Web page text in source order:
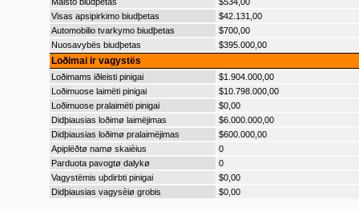
Visas apsipirkimo biudþetas
$42.131,00
Automobilio tvarkymo biudþetas
$700,00
Nuosavybës biudþetas
$395.000,00
Loðimai ir vagystës
Loðimams iðleisti pinigai
$1.904.000,00
Loðimuose laimëti pinigai
$10.798.000,00
Loðimuose pralaimëti pinigai
$0,00
Didþiausias loðimø laimëjimas
$6.000.000,00
Didþiausias loðimø pralaimëjimas
$600.000,00
Apiplëðtø namø skaièius
0
Parduota pavogtø dalykø
0
Vagystëmis uþdirbti pinigai
$0,00
Didþiausias vagysèiø grobis
$0,00